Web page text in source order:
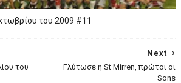
του 2009 #11
Next
Γλύτωσε η St Mirren, πρώτοι οι
Sons
του